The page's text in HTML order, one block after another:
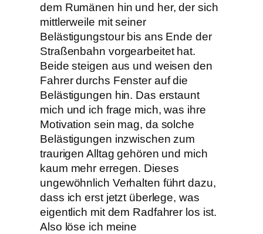
dem Rumänen hin und her, der sich
mittlerweile mit seiner
Belästigungstour bis ans Ende der
Straßenbahn vorgearbeitet hat.
Beide steigen aus und weisen den
Fahrer durchs Fenster auf die
Belästigungen hin. Das erstaunt
mich und ich frage mich, was ihre
Motivation sein mag, da solche
Belästigungen inzwischen zum
traurigen Alltag gehören und mich
kaum mehr erregen. Dieses
ungewöhnlich Verhalten führt dazu,
dass ich erst jetzt überlege, was
eigentlich mit dem Radfahrer los ist.
Also löse ich meine